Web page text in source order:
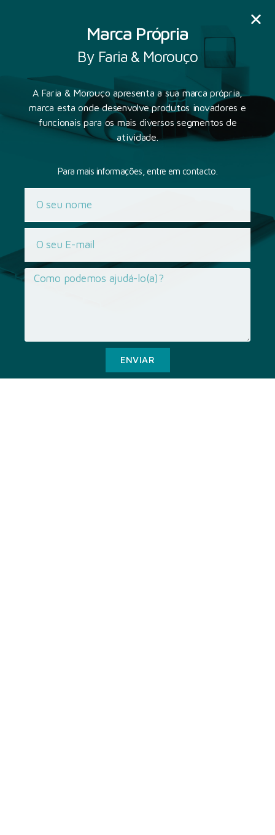
FR DE
Marca Própria
By Faria & Morouço
A Faria & Morouço apresenta a sua marca própria,
marca esta onde desenvolve produtos inovadores e
funcionais para os mais diversos segmentos de
atividade.
Para mais informações, entre em contacto.
ENVIAR